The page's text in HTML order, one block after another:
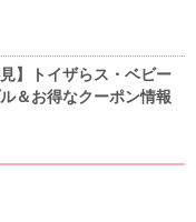
】トイザらス・ベビー
＆お得なクーポン情報